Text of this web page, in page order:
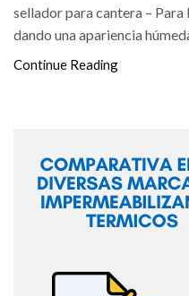
sellador para cantera –
dando una apariencia
Continue Reading